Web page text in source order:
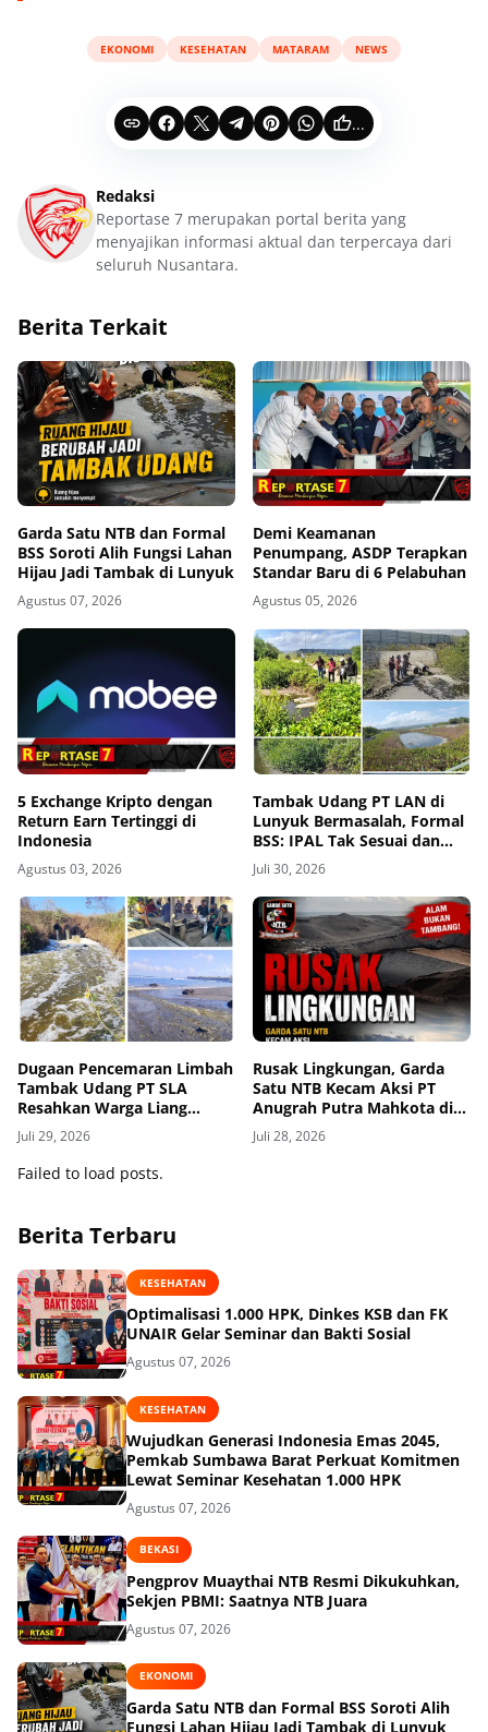
EKONOMI KESEHATAN MATARAM NEWS
...
Redaksi
Reportase 7 merupakan portal berita yang
menyajikan informasi aktual dan terpercaya dari
seluruh Nusantara.
Berita Terkait
Garda Satu NTB dan Formal
BSS Soroti Alih Fungsi Lahan
Hijau Jadi Tambak di Lunyuk
Agustus 07, 2026
Demi Keamanan
Penumpang, ASDP Terapkan
Standar Baru di 6 Pelabuhan
Agustus 05, 2026
5 Exchange Kripto dengan
Return Earn Tertinggi di
Indonesia
Agustus 03, 2026
Tambak Udang PT LAN di
Lunyuk Bermasalah, Formal
BSS: IPAL Tak Sesuai dan
Mangrove Dibabat
Juli 30, 2026
Dugaan Pencemaran Limbah
Tambak Udang PT SLA
Resahkan Warga Liang
Bagek, Biota Laut Mati,
Anak-Anak Alami Gatal-
Gatal
Juli 29, 2026
Rusak Lingkungan, Garda
Satu NTB Kecam Aksi PT
Anugrah Putra Mahkota di
Pantai Babar
Juli 28, 2026
Failed to load posts.
Berita Terbaru
KESEHATAN
Optimalisasi 1.000 HPK, Dinkes KSB dan FK
UNAIR Gelar Seminar dan Bakti Sosial
Agustus 07, 2026
KESEHATAN
Wujudkan Generasi Indonesia Emas 2045,
Pemkab Sumbawa Barat Perkuat Komitmen
Lewat Seminar Kesehatan 1.000 HPK
Agustus 07, 2026
BEKASI
Pengprov Muaythai NTB Resmi Dikukuhkan,
Sekjen PBMI: Saatnya NTB Juara
Agustus 07, 2026
EKONOMI
Garda Satu NTB dan Formal BSS Soroti Alih
Fungsi Lahan Hijau Jadi Tambak di Lunyuk